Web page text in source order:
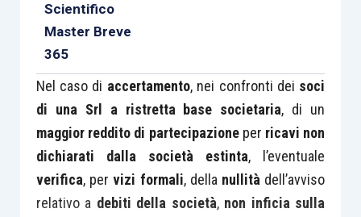
Scientifico
Master Breve
365
Nel caso di accertamento, nei confronti dei soci
di una Srl a ristretta base societaria, di un
maggior reddito di partecipazione per ricavi non
dichiarati dalla società estinta, l’eventuale
verifica, pervizi formali, della nullità dell’avviso
relativo a debiti della società, non inficia sulla